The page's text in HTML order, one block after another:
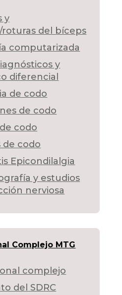
y
roturas del bíceps
computarizada
y
diferencial
de codo
de codo
codo
de codo
Epicondilalgia
y estudios
nerviosa
Complejo MTG
complejo
del SDRC